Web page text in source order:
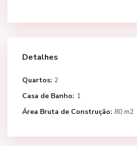
Detalhes
Quartos: 2
Casa de Banho: 1
Área Bruta de Construção: 80 m2